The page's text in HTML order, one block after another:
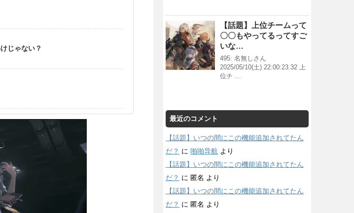
じゃない？
【話題】上位チームって
〇〇もやってるってすご
いな…
495: 名無しさん
2025/05/10(土) 22:00:23.32 上
位チ …
最近のコメント
【話題】いつの間にこの機能追加されてたん
だ？ に 啪啪导航 より
【話題】いつの間にこの機能追加されてたん
だ？ に 匿名 より
【話題】いつの間にこの機能追加されてたん
だ？ に 匿名 より